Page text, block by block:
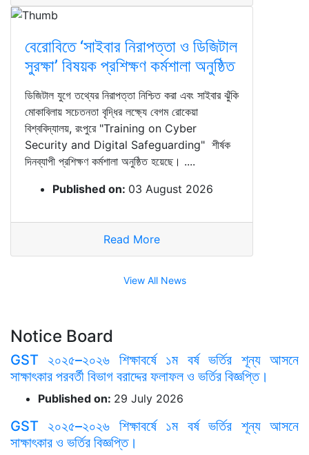
বেরোবিতে ‘সাইবার নিরাপত্তা ও ডিজিটাল
সুরক্ষা’ বিষয়ক প্রশিক্ষণ কর্মশালা অনুষ্ঠিত
ডিজিটাল যুগে তথ্যের নিরাপত্তা নিশ্চিত করা এবং সাইবার ঝুঁকি
মোকাবিলায় সচেতনতা বৃদ্ধির লক্ষ্যে বেগম রোকেয়া
বিশ্ববিদ্যালয়, রংপুরে "Training on Cyber
Security and Digital Safeguarding" শীর্ষক
দিনব্যাপী প্রশিক্ষণ কর্মশালা অনুষ্ঠিত হয়েছে। ....
Published on: 03 August 2026
Read More
View All News
Notice Board
GST ২০২৫–২০২৬ শিক্ষাবর্ষে ১ম বর্ষ ভর্তির শূন্য আসনে
সাক্ষাৎকার পরবর্তী বিভাগ বরাদ্দের ফলাফল ও ভর্তির বিজ্ঞপ্তি।
Published on: 29 July 2026
GST ২০২৫–২০২৬ শিক্ষাবর্ষে ১ম বর্ষ ভর্তির শূন্য আসনে
সাক্ষাৎকার ও ভর্তির বিজ্ঞপ্তি।